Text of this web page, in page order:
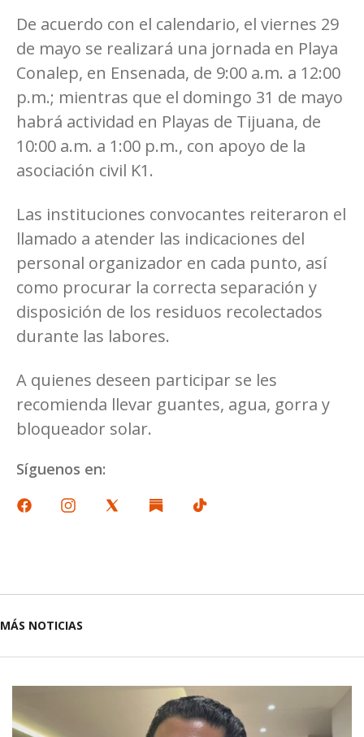
De acuerdo con el calendario, el viernes 29
de mayo se realizará una jornada en Playa
Conalep, en Ensenada, de 9:00 a.m. a 12:00
p.m.; mientras que el domingo 31 de mayo
habrá actividad en Playas de Tijuana, de
10:00 a.m. a 1:00 p.m., con apoyo de la
asociación civil K1.
Las instituciones convocantes reiteraron el
llamado a atender las indicaciones del
personal organizador en cada punto, así
como procurar la correcta separación y
disposición de los residuos recolectados
durante las labores.
A quienes deseen participar se les
recomienda llevar guantes, agua, gorra y
bloqueador solar.
Síguenos en:
MÁS NOTICIAS